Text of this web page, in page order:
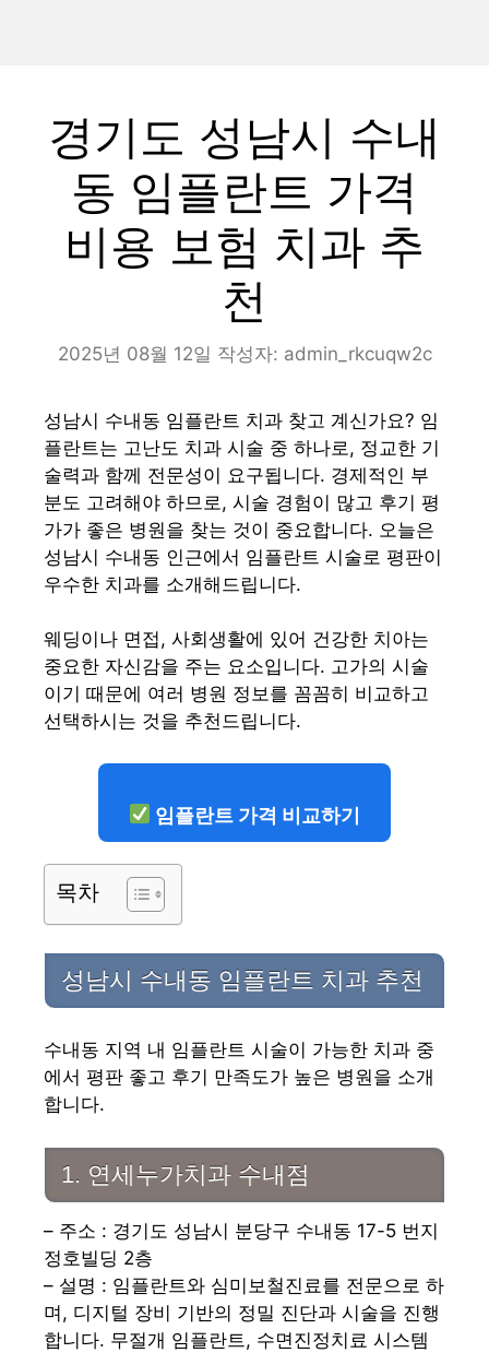
경기도 성남시 수내
동 임플란트 가격
비용 보험 치과 추
천
2025년 08월 12일 작성자: admin_rkcuqw2c
성남시 수내동 임플란트 치과 찾고 계신가요? 임
플란트는 고난도 치과 시술 중 하나로, 정교한 기
술력과 함께 전문성이 요구됩니다. 경제적인 부
분도 고려해야 하므로, 시술 경험이 많고 후기 평
가가 좋은 병원을 찾는 것이 중요합니다. 오늘은
성남시 수내동 인근에서 임플란트 시술로 평판이
우수한 치과를 소개해드립니다.
웨딩이나 면접, 사회생활에 있어 건강한 치아는
중요한 자신감을 주는 요소입니다. 고가의 시술
이기 때문에 여러 병원 정보를 꼼꼼히 비교하고
선택하시는 것을 추천드립니다.
임플란트 가격 비교하기
목차
성남시 수내동 임플란트 치과 추천
수내동 지역 내 임플란트 시술이 가능한 치과 중
에서 평판 좋고 후기 만족도가 높은 병원을 소개
합니다.
1. 연세누가치과 수내점
– 주소 : 경기도 성남시 분당구 수내동 17-5 번지
정호빌딩 2층
– 설명 : 임플란트와 심미보철진료를 전문으로 하
며, 디지털 장비 기반의 정밀 진단과 시술을 진행
합니다. 무절개 임플란트, 수면진정치료 시스템